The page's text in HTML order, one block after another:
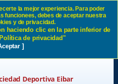
SD Eibar
Deportiva Eibar
la mejor experiencia. Para poder
funcionees, debes de aceptar nuestra
y de privacidad.
haciendo clic en la parte inferior de
de privacidad"
]